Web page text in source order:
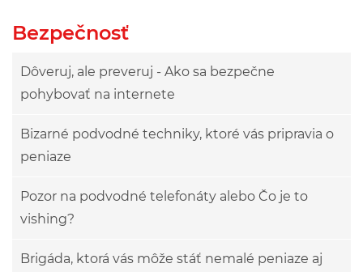
Bezpečnosť
Dôveruj, ale preveruj - Ako sa bezpečne
pohybovať na internete
Bizarné podvodné techniky, ktoré vás pripravia o
peniaze
Pozor na podvodné telefonáty alebo Čo je to
vishing?
Brigáda, ktorá vás môže stáť nemalé peniaze aj